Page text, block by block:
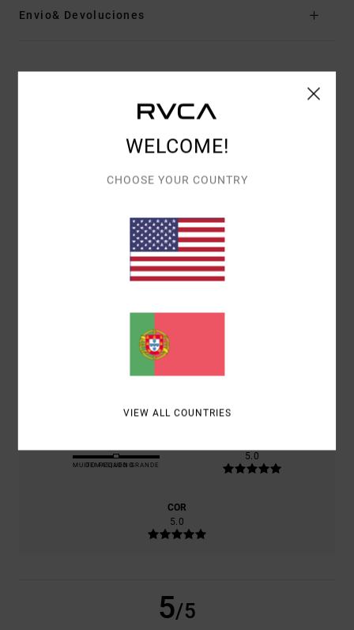
Envio& Devoluciones
PONTUAÇÃO MÉDIA
5.0/5
1 AVALIAÇÕES VERIFICADAS
DEZEMBRO 2025
100% DOS NOSSOS CLIENTES RECOMENDAM ESTE
PRODUTO
CONFORTO
RELAÇÃO QUALIDADE/PREÇO
MUITO PEQUENO
DEMASIADO GRANDE
5.0
COR
5.0
5/5
WELCOME!
CHOOSE YOUR COUNTRY
VIEW ALL COUNTRIES